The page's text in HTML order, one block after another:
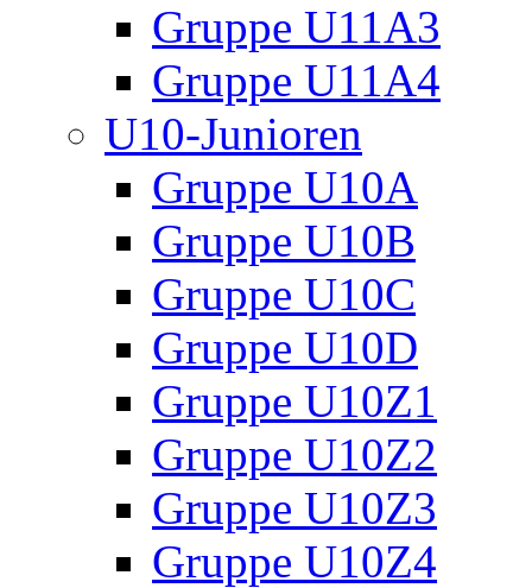
Gruppe U11A3
Gruppe U11A4
U10-Junioren
Gruppe U10A
Gruppe U10B
Gruppe U10C
Gruppe U10D
Gruppe U10Z1
Gruppe U10Z2
Gruppe U10Z3
Gruppe U10Z4